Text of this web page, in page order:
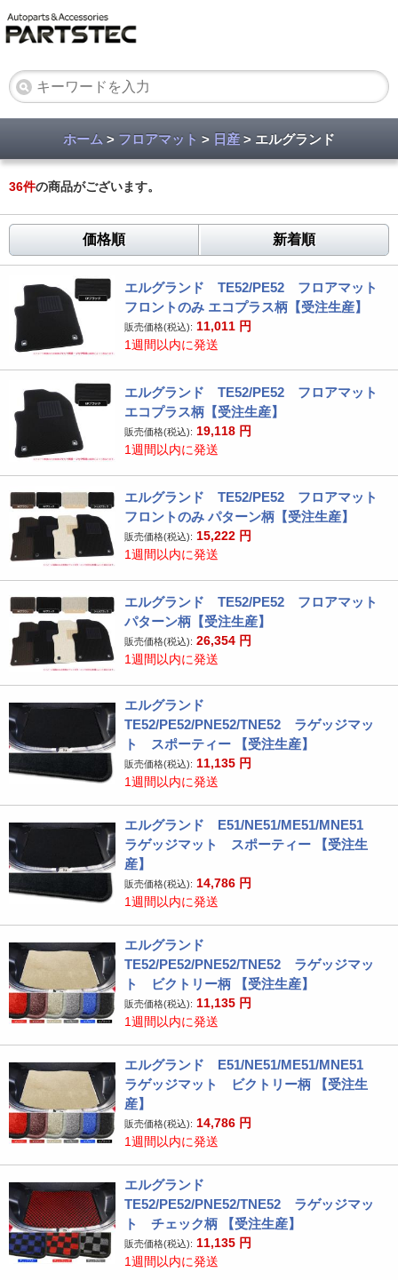
ホーム > フロアマット > 日産 > エルグランド
36件の商品がございます。
価格順 新着順
エルグランド TE52/PE52 フロアマット
フロントのみ エコプラス柄【受注生産】
販売価格(税込): 11,011 円
1週間以内に発送
エルグランド TE52/PE52 フロアマット
エコプラス柄【受注生産】
販売価格(税込): 19,118 円
1週間以内に発送
エルグランド TE52/PE52 フロアマット
フロントのみ パターン柄【受注生産】
販売価格(税込): 15,222 円
1週間以内に発送
エルグランド TE52/PE52 フロアマット
パターン柄【受注生産】
販売価格(税込): 26,354 円
1週間以内に発送
エルグランド
TE52/PE52/PNE52/TNE52 ラゲッジマッ
ト スポーティー 【受注生産】
販売価格(税込): 11,135 円
1週間以内に発送
エルグランド E51/NE51/ME51/MNE51
ラゲッジマット スポーティー 【受注生
産】
販売価格(税込): 14,786 円
1週間以内に発送
エルグランド
TE52/PE52/PNE52/TNE52 ラゲッジマッ
ト ビクトリー柄 【受注生産】
販売価格(税込): 11,135 円
1週間以内に発送
エルグランド E51/NE51/ME51/MNE51
ラゲッジマット ビクトリー柄 【受注生
産】
販売価格(税込): 14,786 円
1週間以内に発送
エルグランド
TE52/PE52/PNE52/TNE52 ラゲッジマッ
ト チェック柄 【受注生産】
販売価格(税込): 11,135 円
1週間以内に発送